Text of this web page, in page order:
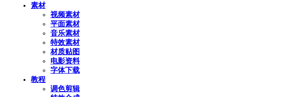
素材
视频素材
平面素材
音乐素材
特效素材
材质贴图
电影资料
字体下载
教程
调色剪辑